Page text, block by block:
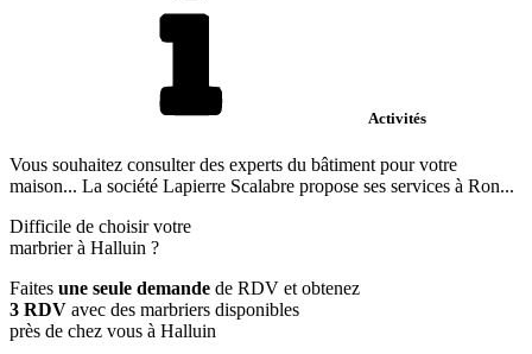
Activités
Vous souhaitez consulter des experts du bâtiment pour votre
maison... La société Lapierre Scalabre propose ses services à Ron...
Difficile de choisir votre
marbrier à Halluin ?
Faites une seule demande de RDV et obtenez
3 RDV avec des marbriers disponibles
près de chez vous à Halluin